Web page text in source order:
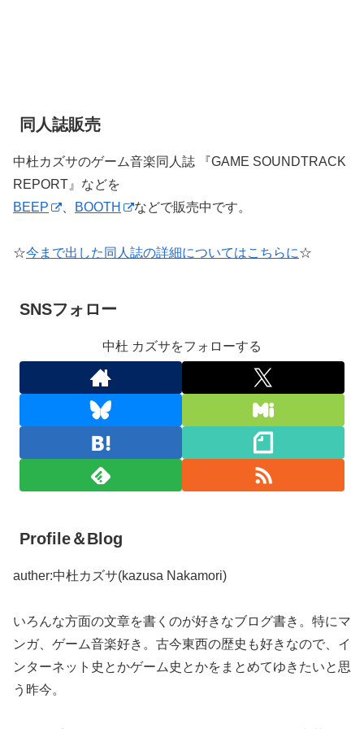
同人誌販売
中杜カズサのゲーム音楽同人誌 『GAME SOUNDTRACK
REPORT』などを
BEEP
BOOTH などで販売中です。
☆今まで出した同人誌の詳細についてはこちらに☆
SNSフォロー
中杜 カズサをフォローする
Profile＆Blog
auther:中杜カズサ(kazusa Nakamori)
いろんな方面の文章を書くのが好きなブログ書き。特にマ
ンガ、ゲーム音楽好き。古今東西の歴史も好きなので、イ
ンターネット史とかゲーム史とかをまとめてゆきたいと思
う昨今。